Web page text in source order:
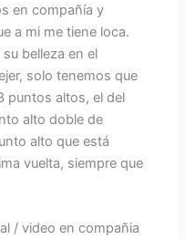
en compañía y
a mi me tiene loca.
belleza en el
solo tenemos que
puntos altos, el del
alto doble de
alto que está
vuelta, siempre que
/ video en compañia